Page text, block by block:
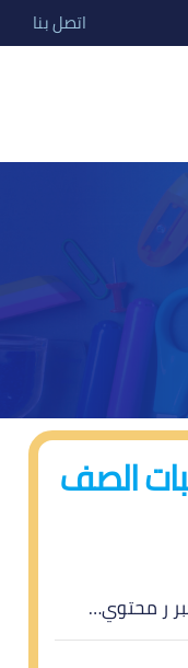
اتصل بنا
الصف
ر محتوي…